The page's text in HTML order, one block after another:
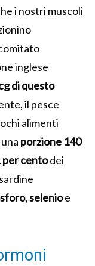
i nostri muscoli
inglese
di questo
il pesce
alimenti
porzione 140
per centodei
selenioe